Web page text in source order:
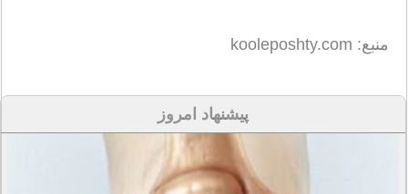
منبع: kooleposhty.com
پیشنهاد امروز